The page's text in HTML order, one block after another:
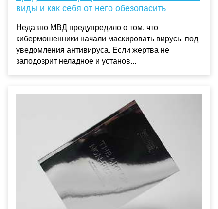
виды и как себя от него обезопасить
Недавно МВД предупредило о том, что
кибермошенники начали маскировать вирусы под
уведомления антивируса. Если жертва не
заподозрит неладное и установ...